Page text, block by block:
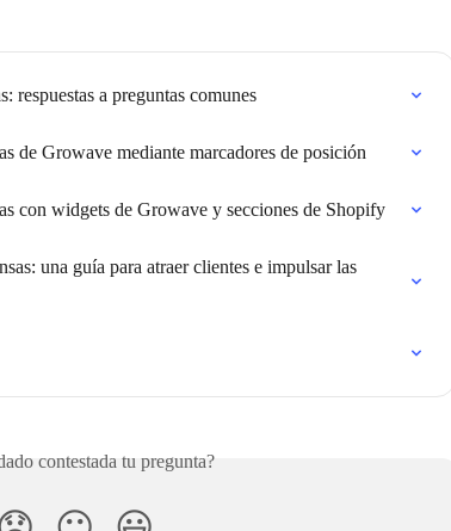
respuestas a preguntas comunes
de Growave mediante marcadores de posición
con widgets de Growave y secciones de Shopify
una guía para atraer clientes e impulsar las
contestada tu pregunta?